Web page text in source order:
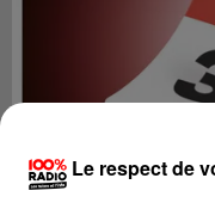
Le respect de